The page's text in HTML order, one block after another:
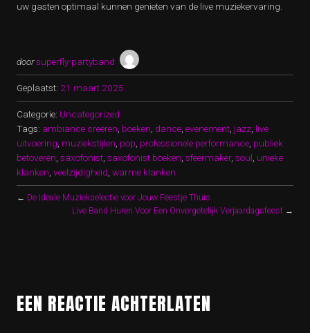
uw gasten optimaal kunnen genieten van de live muziekervaring.
doorsuperfly-partyband
Geplaatst: 21 maart 2025
Categorie: Uncategorized
Tags: ambiance creëren boeken dance evenement jazz live
uitvoering muziekstijlen pop professionele performance publiek
betoveren saxofonist saxofonist boeken sfeermaker, soul unieke
klanken veelzijdigheid warme klanken
← De Ideale Muziekselectie voor Jouw Feestje Thuis
Live Band Huren Voor Een Onvergetelijk Verjaardagsfeest →
EEN REACTIE ACHTERLATEN